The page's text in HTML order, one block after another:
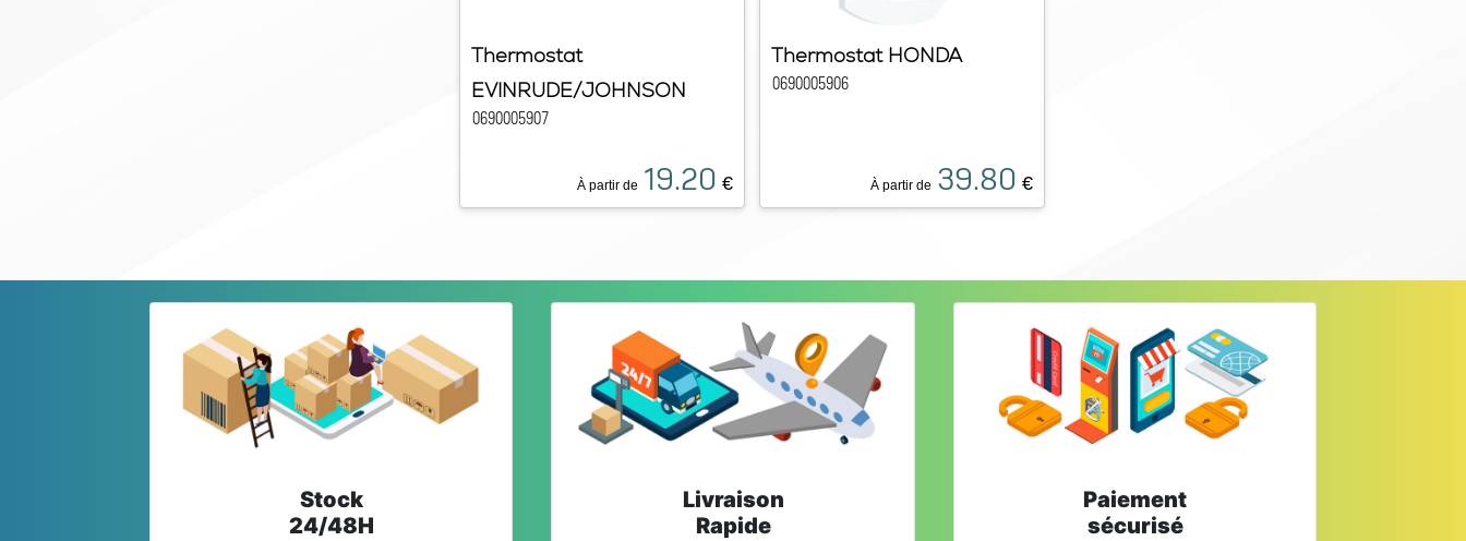
Thermostat
EVINRUDE/JOHNSON
0690005907
À partir de 19.20 €
Thermostat HONDA
0690005906
À partir de 39.80 €
Stock
24/48H
Livraison
Rapide
Paiement
sécurisé